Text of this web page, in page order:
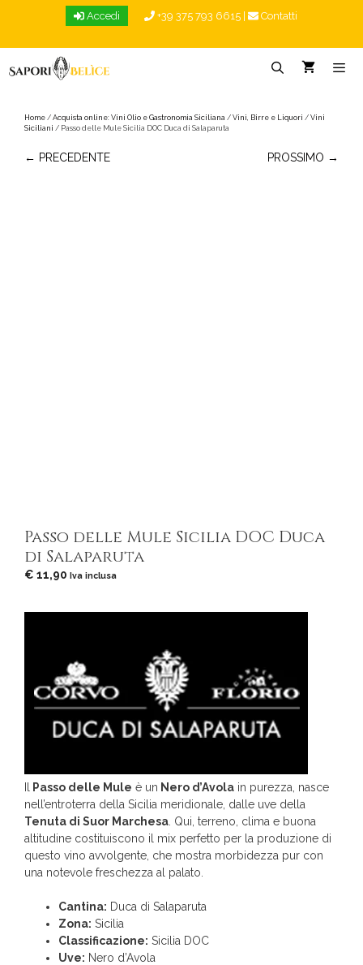
Accedi +39 375 793 6615 Contatti
Home / Acquista online: Vini Olio e Gastronomia Siciliana / Vini, Birre e Liquori / Vini
Siciliani / Passo delle Mule Sicilia DOC Duca di Salaparuta
← PRECEDENTE PROSSIMO →
Passo delle Mule Sicilia DOC Duca
di Salaparuta
€ 11,90 Iva inclusa
Il Passo delle Mule è un Nero d’Avola in purezza, nasce
nell’entroterra della Sicilia meridionale, dalle uve della
Tenuta di Suor Marchesa . Qui, terreno, clima e buona
altitudine costituiscono il mix perfetto per la produzione di
questo vino avvolgente, che mostra morbidezza pur con
una notevole freschezza al palato.
Cantina: Duca di Salaparuta
Zona: Sicilia
Classificazione: Sicilia DOC
Uve: Nero d’Avola